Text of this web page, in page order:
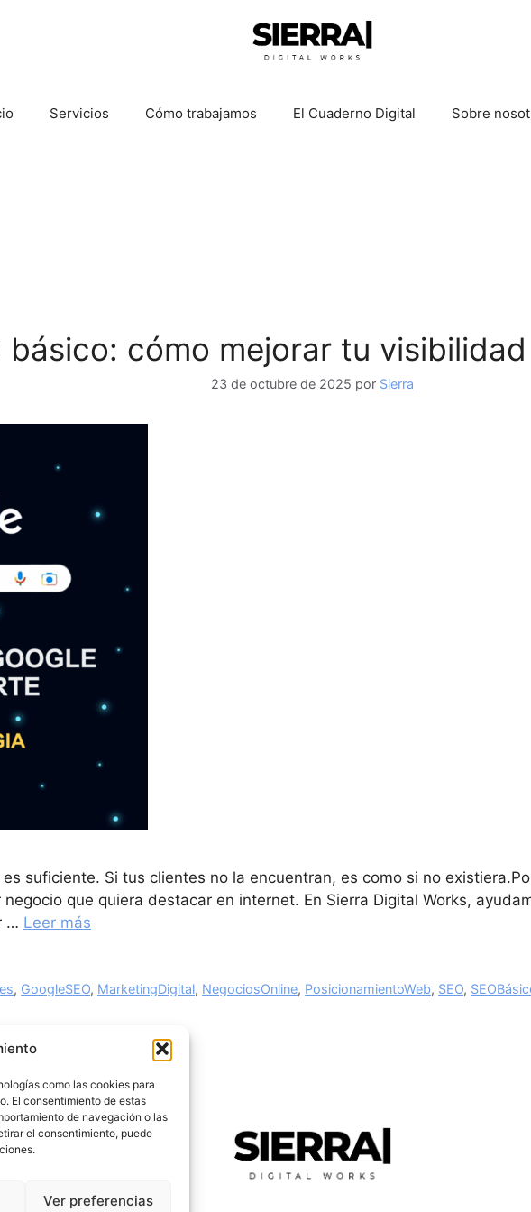
como las cookies para
El consentimiento de estas
de navegación o las
el consentimiento, puede
Ver preferencias
Servicios Cómo trabajamos El Cuaderno Digital Sobre
básico: cómo mejorar tu
23 de octubre de 2025 por Sierra
suficiente. Si tus clientes no la encuentran, es como si no
que quiera destacar en internet. En Sierra Digital Works,
… Leer más
, GoogleSEO, MarketingDigital, NegociosOnline, PosicionamientoWeb, SEO,